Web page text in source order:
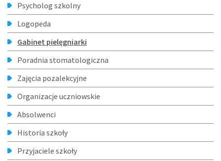
Psycholog szkolny
Logopeda
Gabinet pielęgniarki
Poradnia stomatologiczna
Zajęcia pozalekcyjne
Organizacje uczniowskie
Absolwenci
Historia szkoły
Przyjaciele szkoły